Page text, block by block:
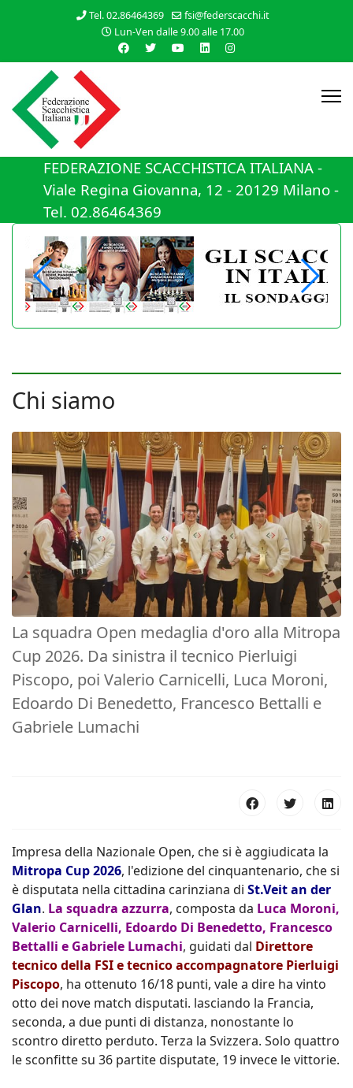
Tel. 02.86464369
fsi@federscacchi.it
Lun-Ven dalle 9.00 alle 17.00
FEDERAZIONE SCACCHISTICA ITALIANA -
Viale Regina Giovanna, 12 - 20129 Milano -
Tel. 02.86464369
Chi siamo
La squadra Open medaglia d'oro alla Mitropa
Cup 2026. Da sinistra il tecnico Pierluigi
Piscopo, poi Valerio Carnicelli, Luca Moroni,
Edoardo Di Benedetto, Francesco Bettalli e
Gabriele Lumachi
Impresa della Nazionale Open, che si è aggiudicata la
Mitropa Cup 2026, l'edizione del cinquantenario, che si
è disputata nella cittadina carinziana di St.Veit an der
Glan. La squadra azzurra, composta da Luca Moroni,
Valerio Carnicelli, Edoardo Di Benedetto, Francesco
Bettalli e Gabriele Lumachi, guidati dal Direttore
tecnico della FSI e tecnico accompagnatore Pierluigi
Piscopo, ha ottenuto 16/18 punti, vale a dire ha vinto
otto dei nove match disputati. lasciando la Francia,
seconda, a due punti di distanza, nonostante lo
scontro diretto perduto. Terza la Svizzera. Solo quattro
le sconfitte su 36 partite disputate, 19 invece le vittorie.